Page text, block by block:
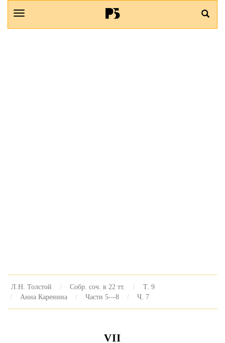
Л.Н. Толстой Собр. соч. в 22 тт.
Т. 9
Анна Каренина
Части 5—8 Ч. 7
VII